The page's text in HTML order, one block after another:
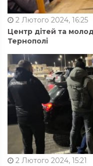
2 Лютого 2024, 16:25
Центр дітей та
Тернополі
2 Лютого 2024, 15:21